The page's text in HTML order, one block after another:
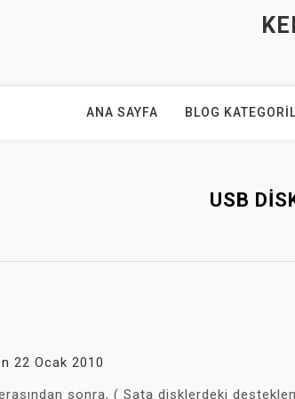
ANA SAYFA BLOG
USB
22 Ocak 2010
sonra, ( Sata disklerdeki